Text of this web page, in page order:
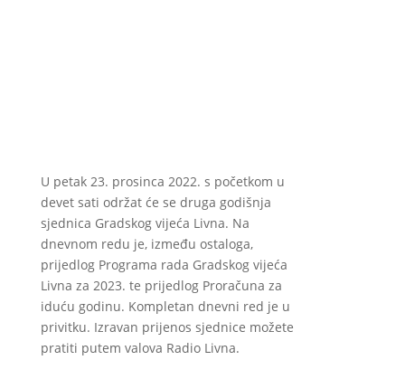
U petak 23. prosinca 2022. s početkom u
devet sati održat će se druga godišnja
sjednica Gradskog vijeća Livna. Na
dnevnom redu je, između ostaloga,
prijedlog Programa rada Gradskog vijeća
Livna za 2023. te prijedlog Proračuna za
iduću godinu. Kompletan dnevni red je u
privitku. Izravan prijenos sjednice možete
pratiti putem valova Radio Livna.